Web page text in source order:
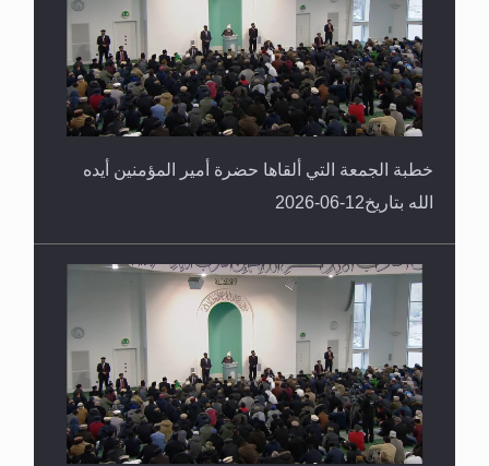
خطبة الجمعة التي ألقاها حضرة أمير المؤمنين أيده
الله بتاريخ12-06-2026